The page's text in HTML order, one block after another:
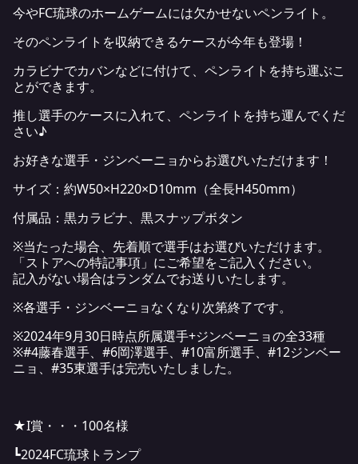
今やFC琉球のホームゲームには欠かせないペンライト。
そのペンライトを収納できるケースが今年も登場！
カラビナでカバンなどに付けて、ペンライトを持ち運ぶこ
とができます。
推し選手のケースに入れて、ペンライトを持ち運んでくだ
さい♪
お好きな選手・ジンベーニョからお選びいただけます！
サイズ：約W50×H220×D10mm（全長H450mm）
付属品：黒カラビナ、黒スナップボタン
※当たった場合、先着順で選手はお選びいただけます。
「ストアへの特記事項」にご希望をご記入ください。
記入がない場合はランダムでお送りいたします。
※各選手・ジンベーニョなくなり次第終了です。
※2024年9月30日時点所属選手+ジンベーニョの全33種
※#4藤春選手、#6岡澤選手、#10富所選手、#12ジンベー
ニョ、#35東選手は完売いたしました。
★I賞・・・100名様
┗2024FC琉球トランプ